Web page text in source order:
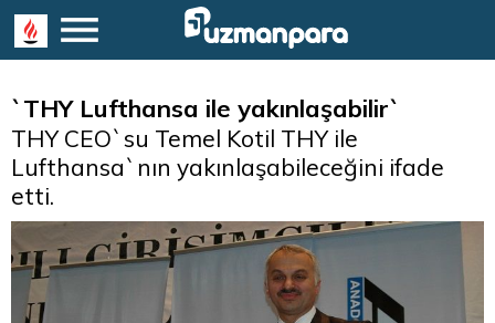
`THY Lufthansa ile yakınlaşabilir`
THY CEO`su Temel Kotil THY ile
Lufthansa`nın yakınlaşabileceğini ifade
etti.